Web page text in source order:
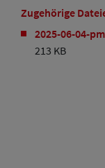
Zugehörige
2025-06-04-
213 KB